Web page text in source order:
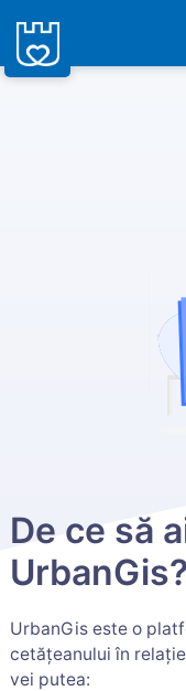
De ce să
UrbanGis?
UrbanGis este o
cetățeanului în
vei putea: